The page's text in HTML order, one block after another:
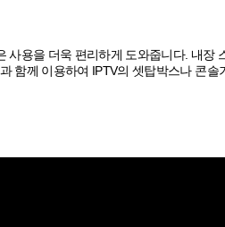
용을 더욱 편리하게 도와줍니다. 내장
함께 이용하여 IPTV의 셋탑박스나 콘솔